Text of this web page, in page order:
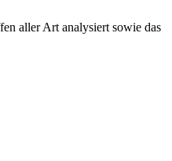
aller Art analysiert sowie das